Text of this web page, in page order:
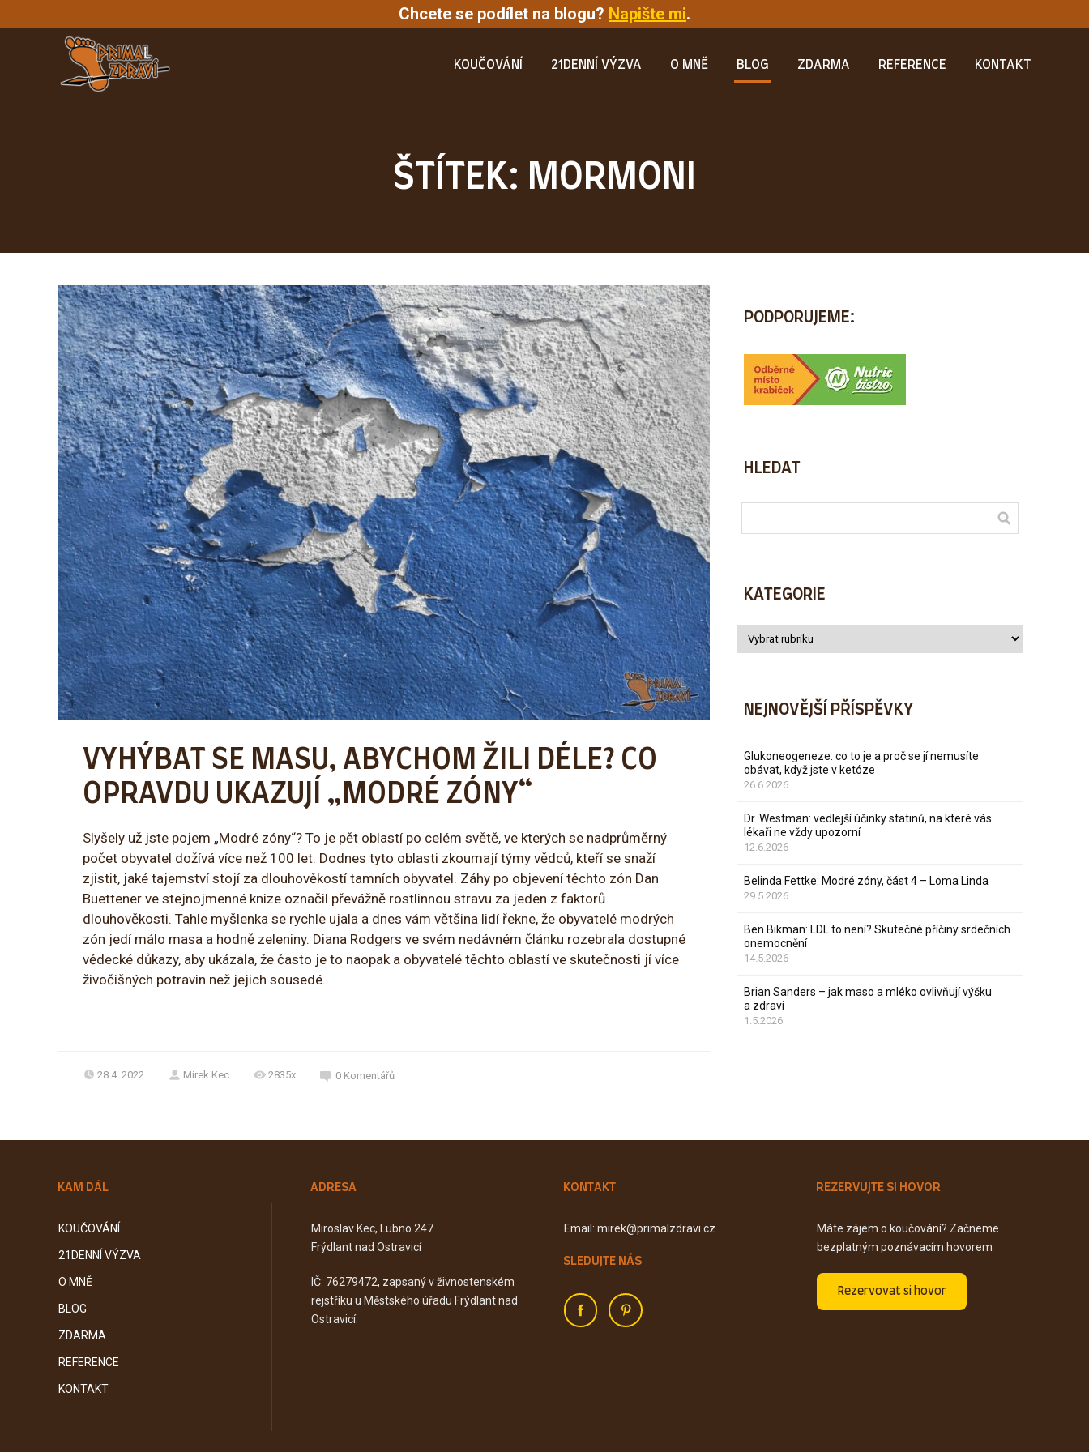
Chcete se podílet na blogu? Napište mi.
KOUČOVÁNÍ 21DENNÍ VÝZVA O MNĚ BLOG ZDARMA REFERENCE KONTAKT
ŠTÍTEK: MORMONI
VYHÝBAT SE MASU, ABYCHOM ŽILI DÉLE? CO
OPRAVDU UKAZUJÍ „MODRÉ ZÓNY“
Slyšely už jste pojem „Modré zóny“? To je pět oblastí po celém světě, ve kterých se nadprůměrný
počet obyvatel dožívá více než 100 let. Dodnes tyto oblasti zkoumají týmy vědců, kteří se snaží
zjistit, jaké tajemství stojí za dlouhověkostí tamních obyvatel. Záhy po objevení těchto zón Dan
Buettener ve stejnojmenné knize označil převážně rostlinnou stravu za jeden z faktorů
dlouhověkosti. Tahle myšlenka se rychle ujala a dnes vám většina lidí řekne, že obyvatelé modrých
zón jedí málo masa a hodně zeleniny. Diana Rodgers ve svém nedávném článku rozebrala dostupné
vědecké důkazy, aby ukázala, že často je to naopak a obyvatelé těchto oblastí ve skutečnosti jí více
živočišných potravin než jejich sousedé.
28.4. 2022 Mirek Kec 2835x 0 Komentářů
PODPORUJEME:
HLEDAT
KATEGORIE
NEJNOVĚJŠÍ PŘÍSPĚVKY
Glukoneogeneze: co to je a proč se jí nemusíte
obávat, když jste v ketóze
26.6.2026
Dr. Westman: vedlejší účinky statinů, na které vás
lékaři ne vždy upozorní
12.6.2026
Belinda Fettke: Modré zóny, část 4 – Loma Linda
29.5.2026
Ben Bikman: LDL to není? Skutečné příčiny srdečních
onemocnění
14.5.2026
Brian Sanders – jak maso a mléko ovlivňují výšku
a zdraví
1.5.2026
KAM DÁL
KOUČOVÁNÍ
21DENNÍ VÝZVA
O MNĚ
BLOG
ZDARMA
REFERENCE
KONTAKT
ADRESA
Miroslav Kec, Lubno 247
Frýdlant nad Ostravicí
IČ: 76279472, zapsaný v živnostenském
rejstříku u Městského úřadu Frýdlant nad
Ostravicí.
KONTAKT
Email: mirek@primalzdravi.cz
SLEDUJTE NÁS
REZERVUJTE SI HOVOR
Máte zájem o koučování? Začneme
bezplatným poznávacím hovorem
Rezervovat si hovor